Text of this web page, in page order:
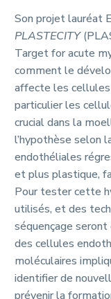
Son projet lauréat
PLASTECITY
Target for acute
comment le
affecte les cellules
particulier les
crucial dans la
l’hypothèse selon
endothéliales
et plus plastique,
Pour tester cette
utilisés, et des
séquençage
des cellules
moléculaires
identifier de
prévenir la